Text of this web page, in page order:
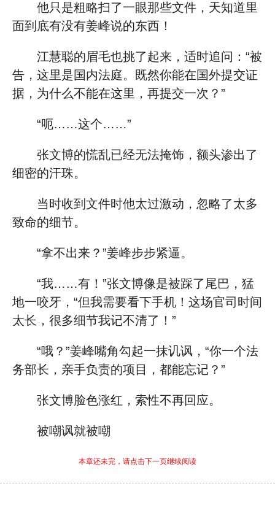
他只是粗略扫了一眼那些文件，天知道里
面到底有没有姜峰说的东西！
江慧聪的眉毛也挑了起来，适时追问：“被
告，这里是国内法庭。既然你能在国外提交证
据，为什么不能在这里，再提交一次？”
“呃……这个……”
张文博的慌乱已经无法掩饰，额头渗出了
细密的汗珠。
当时收到文件时他太过激动，忽略了太多
致命的细节。
“拿不出来？”姜峰步步紧逼。
“我……有！”张文博像是被踩了尾巴，猛
地一咬牙，“但我需要看下手机！这场官司时间
太长，很多细节我记不清了！”
“哦？”姜峰嘴角勾起一抹讥讽，“你一个法
务部长，亲手负责的项目，都能忘记？”
张文博脸色涨红，索性不再回应。
被嘲讽就被嘲
本章还未完，请点击下一页继续阅读